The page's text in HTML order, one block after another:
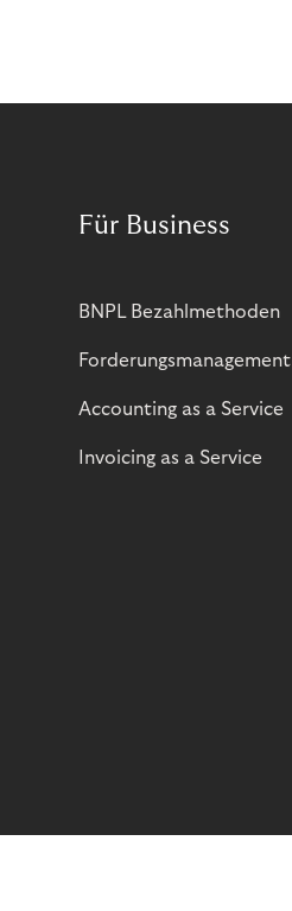
Für Business
BNPL Bezahlmethoden
Forderungsmanagement
Accounting as a Service
Invoicing as a Service